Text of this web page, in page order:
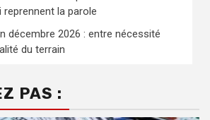
reprennent la parole
décembre 2026 : entre nécessité
du terrain
PAS :